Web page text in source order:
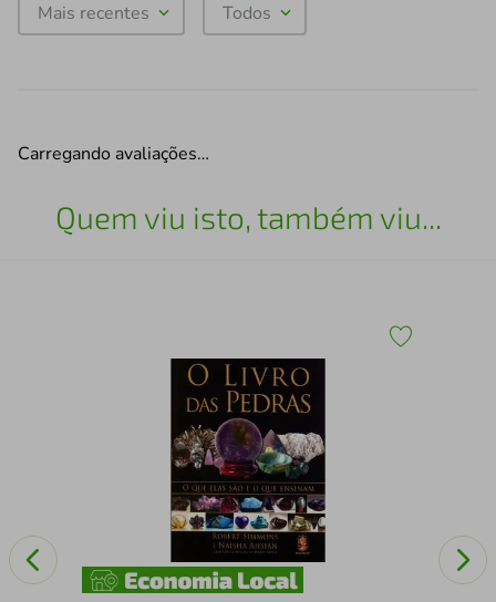
Mais recentes Todos
Carregando avaliações…
Quem viu isto, também viu...